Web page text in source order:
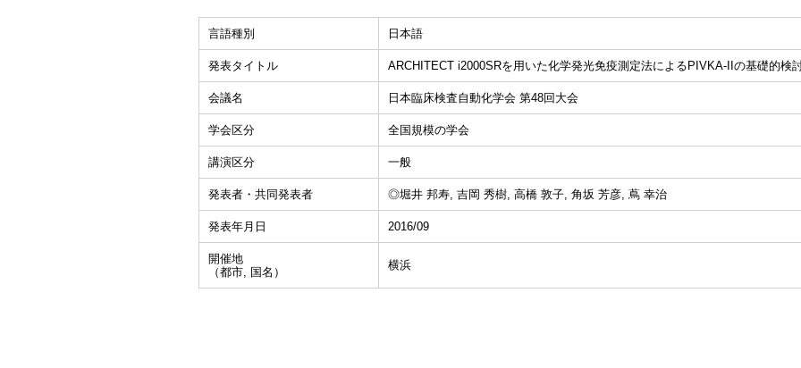
言語種別 日本語
発表タイトル ARCHITECT i2000SRを用いた化学発光免疫測定法によるPIVKA-IIの基礎的検
会議名 日本臨床検査自動化学会 第48回大会
学会区分 全国規模の学会
講演区分 一般
発表者・共同発表者 ◎堀井 邦寿, 吉岡 秀樹, 高橋 敦子, 角坂 芳彦, 蔦 幸治
発表年月日 2016/09
開催地
（都市, 国名）
横浜